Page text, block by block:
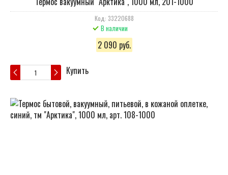
Код: 33220688
В наличии
2 090 руб.
Купить